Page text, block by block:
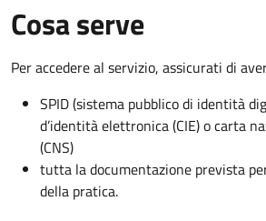
Cosa serve
Per accedere al servizio, assicurati di
SPID (sistema pubblico di identità
d’identità elettronica (CIE) o carta
(CNS)
tutta la documentazione prevista
della pratica.